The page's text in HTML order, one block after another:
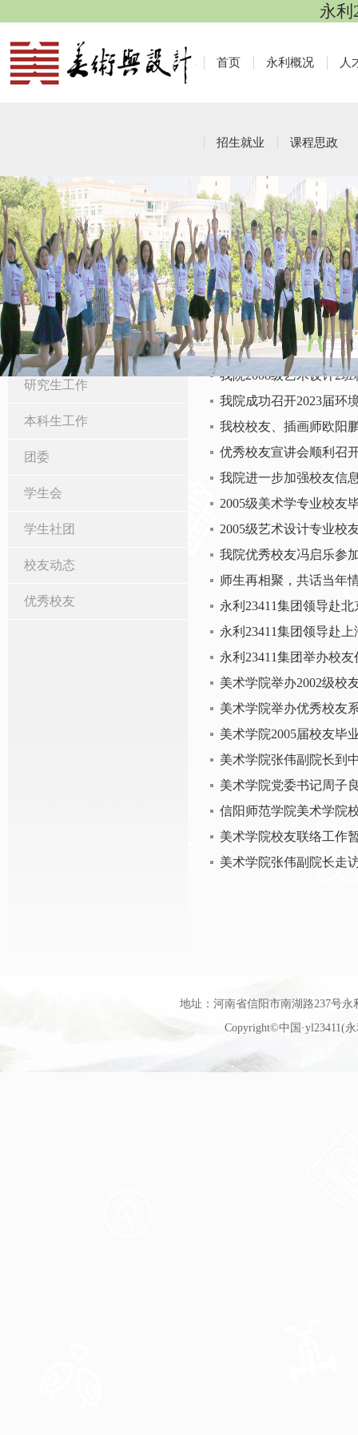
永利
首页 永利概况 人
招生就业 课程思政
栏目导航
研究生工作
本科生工作
团委
学生会
学生社团
校友动态
优秀校友
校友动态
我院2008级艺术设计2
我院成功召开2023届环
我校校友、插画师欧阳
优秀校友宣讲会顺利召
我院进一步加强校友信
2005级美术学专业校友
2005级艺术设计专业校
我院优秀校友冯启乐参
师生再相聚，共话当年
永利23411集团领导赴
永利23411集团领导赴
永利23411集团举办校友
美术学院举办2002级校
美术学院举办优秀校友
美术学院2005届校友毕
美术学院张伟副院长到
美术学院党委书记周子
信阳师范学院美术学院
美术学院校友联络工作
美术学院张伟副院长走
地址：河南省信阳市南湖路237号永
Copyright©中国·yl23411(